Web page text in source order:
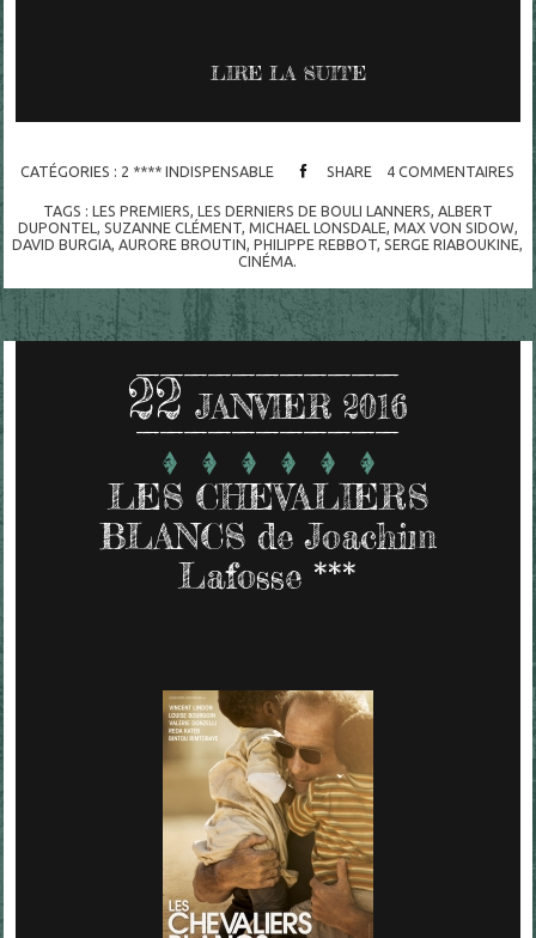
LIRE LA SUITE
CATÉGORIES : 2 **** INDISPENSABLE SHARE 4 COMMENTAIRES
TAGS : LES PREMIERS LES DERNIERS DE BOULI LANNERS ALBERT
DUPONTEL
SUZANNE CLÉMENT, MICHAEL LONSDALE MAX VON SIDOW
DAVID BURGIA AURORE BROUTIN ,PHILIPPE REBBOT ,SERGE RIABOUKINE
CINÉMA.
22 JANVIER 2016
LES CHEVALIERS
BLANCS de Joachim
Lafosse ***